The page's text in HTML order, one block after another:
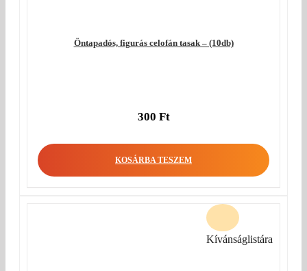
Öntapadós, figurás celofán tasak – (10db)
300 Ft
KOSÁRBA TESZEM
Kívánságlistára